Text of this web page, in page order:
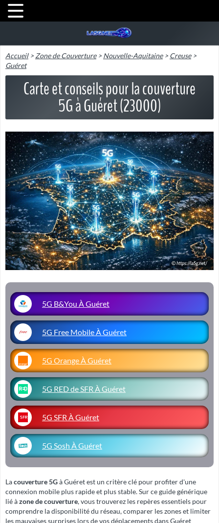
Accueil>Zone de Couverture>Nouvelle-Aquitaine>Creuse>
Guéret
Carte et conseils pour la couverture
5G à Guéret (23000)
5G B&You À Guéret
5G Free Mobile À Guéret
5G Orange À Guéret
5G RED de SFR À Guéret
5G SFR À Guéret
5G Sosh À Guéret
Lacouverture 5Gà Guéret est un critère clé pour profiter d'une
connexion mobile plus rapide et plus stable. Sur ce guide générique
lié àzone de couverture, vous trouverez les repères essentiels pour
comprendre la disponibilité du réseau, comparer les zones et limiter
les mauvaises surprises lors de vos déplacements dans Guéret